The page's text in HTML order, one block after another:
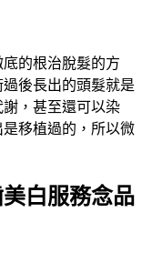
的根治脫髮的方
後長出的頭髮就是
，甚至還可以染
移植過的，所以微
白服務念品